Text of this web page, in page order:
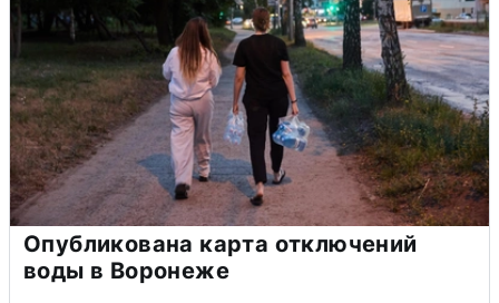
Опубликована карта отключений
воды в Воронеже